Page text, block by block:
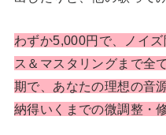
わずか5,000円で、ノイ
ス＆マスタリングまで全
期で、あなたの理想の音
納得いくまでの微調整・